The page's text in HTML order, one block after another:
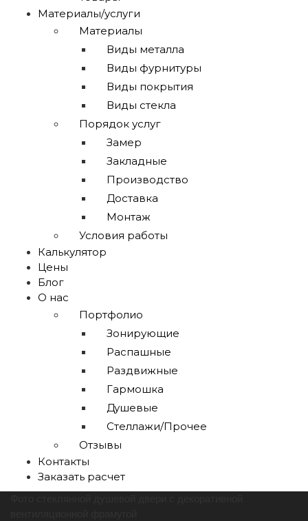
Материалы/услуги
Материалы
Виды металла
Виды фурнитуры
Виды покрытия
Виды стекла
Порядок услуг
Замер
Закладные
Производство
Доставка
Монтаж
Условия работы
Калькулятор
Цены
Блог
О нас
Портфолио
Зонирующие
Распашные
Раздвижные
Гармошка
Душевые
Стеллажи/Прочее
Отзывы
Контакты
Заказать расчет